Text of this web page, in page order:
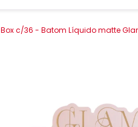
Box c/36 - Batom Líquido matte